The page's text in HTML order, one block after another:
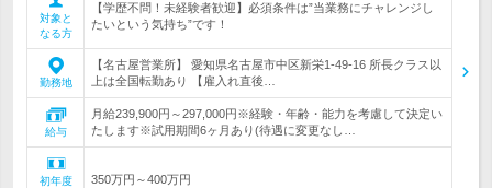
対象と
なる方
【学歴不問！未経験者歓迎】必須条件は”当業務にチャレンジし
たいという気持ち”です！
勤務地
【名古屋営業所】 愛知県名古屋市中区新栄1-49-16 所長クラス以
上は全国転勤あり 【雇入れ直後…
給与
月給239,900円～297,000円※経験・年齢・能力を考慮して決定い
たします※試用期間6ヶ月あり(待遇に変更なし…
初年度
350万円～400万円